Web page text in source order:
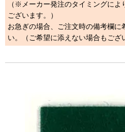
（※メーカー発注のタイミングに
ございます。）
お急ぎの場合、ご注文時の備考欄に
い。（ご希望に添えない場合もござ